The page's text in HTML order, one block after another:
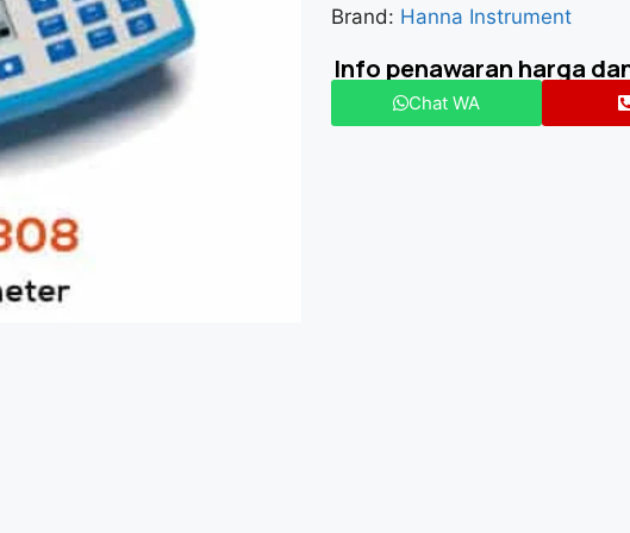
Brand: Hanna Instrument
Info penawaran harga
Chat WA